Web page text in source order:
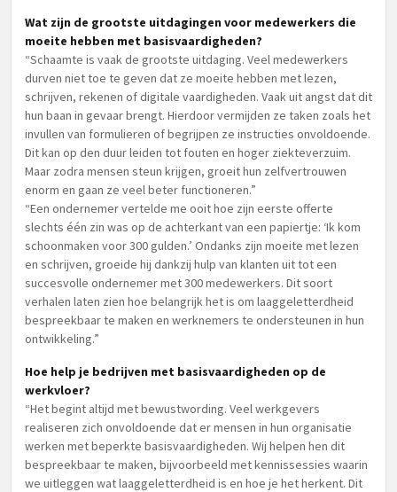
Wat zijn de grootste uitdagingen voor medewerkers die
moeite hebben met basisvaardigheden?
“Schaamte is vaak de grootste uitdaging. Veel medewerkers
durven niet toe te geven dat ze moeite hebben met lezen,
schrijven, rekenen of digitale vaardigheden. Vaak uit angst dat dit
hun baan in gevaar brengt. Hierdoor vermijden ze taken zoals het
invullen van formulieren of begrijpen ze instructies onvoldoende.
Dit kan op den duur leiden tot fouten en hoger ziekteverzuim.
Maar zodra mensen steun krijgen, groeit hun zelfvertrouwen
enorm en gaan ze veel beter functioneren.”
“Een ondernemer vertelde me ooit hoe zijn eerste offerte
slechts één zin was op de achterkant van een papiertje: ‘Ik kom
schoonmaken voor 300 gulden.’ Ondanks zijn moeite met lezen
en schrijven, groeide hij dankzij hulp van klanten uit tot een
succesvolle ondernemer met 300 medewerkers. Dit soort
verhalen laten zien hoe belangrijk het is om laaggeletterdheid
bespreekbaar te maken en werknemers te ondersteunen in hun
ontwikkeling.”
Hoe help je bedrijven met basisvaardigheden op de
werkvloer?
“Het begint altijd met bewustwording. Veel werkgevers
realiseren zich onvoldoende dat er mensen in hun organisatie
werken met beperkte basisvaardigheden. Wij helpen hen dit
bespreekbaar te maken, bijvoorbeeld met kennissessies waarin
we uitleggen wat laaggeletterdheid is en hoe je het herkent. Dit